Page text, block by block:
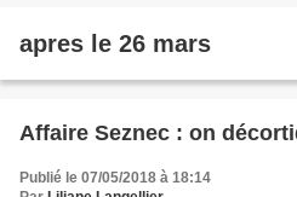
apres le 26 mars
Affaire Seznec : on
Publié le 07/05/2018 à 18:14